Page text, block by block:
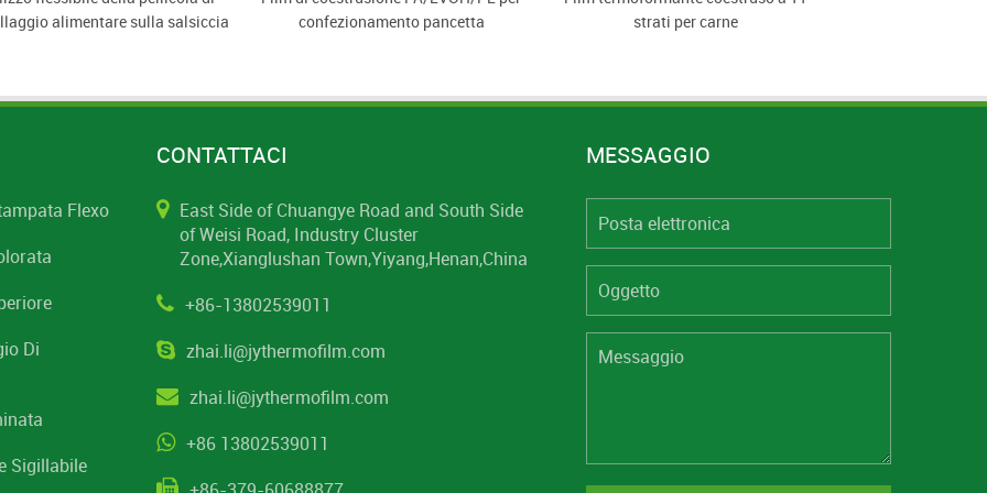
alimentare sulla salsiccia
confezionamento pancetta
strati per carne
Flexo
Di
Sigillabile
CONTATTACI
East Side of Chuangye Road and South Side
of Weisi Road, Industry Cluster
Zone,Xianglushan Town,Yiyang,Henan,China
+86-13802539011
zhai.li@jythermofilm.com
zhai.li@jythermofilm.com
+86 13802539011
MESSAGGIO